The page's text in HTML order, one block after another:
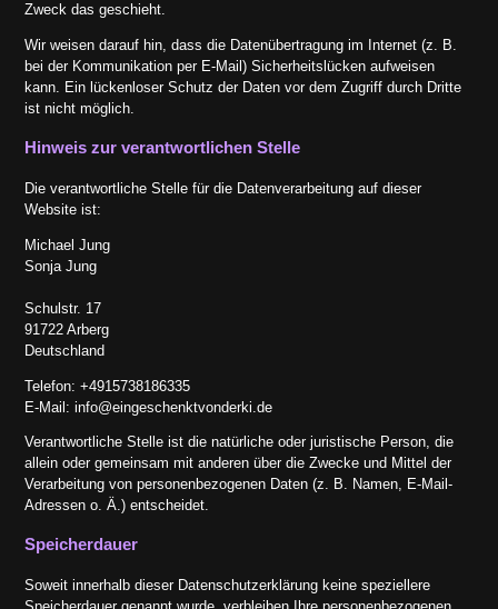
Zweck das geschieht.
Wir weisen darauf hin, dass die Datenübertragung im Internet (z. B.
bei der Kommunikation per E-Mail) Sicherheitslücken aufweisen
kann. Ein lückenloser Schutz der Daten vor dem Zugriff durch Dritte
ist nicht möglich.
Hinweis zur verantwortlichen Stelle
Die verantwortliche Stelle für die Datenverarbeitung auf dieser
Website ist:
Michael Jung
Sonja Jung
Schulstr. 17
91722 Arberg
Deutschland
Telefon: +4915738186335
E-Mail: info@eingeschenktvonderki.de
Verantwortliche Stelle ist die natürliche oder juristische Person, die
allein oder gemeinsam mit anderen über die Zwecke und Mittel der
Verarbeitung von personenbezogenen Daten (z. B. Namen, E-Mail-
Adressen o. Ä.) entscheidet.
Speicherdauer
Soweit innerhalb dieser Datenschutzerklärung keine speziellere